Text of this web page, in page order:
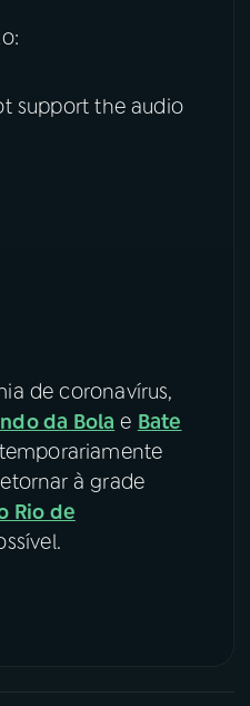
support the audio
de coronavírus,
da Bola e Bate
à grade
Rio de